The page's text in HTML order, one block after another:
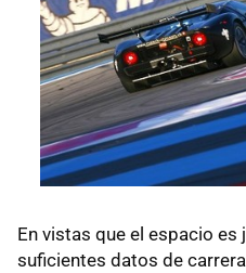
En vistas que el espacio
suficientes datos de